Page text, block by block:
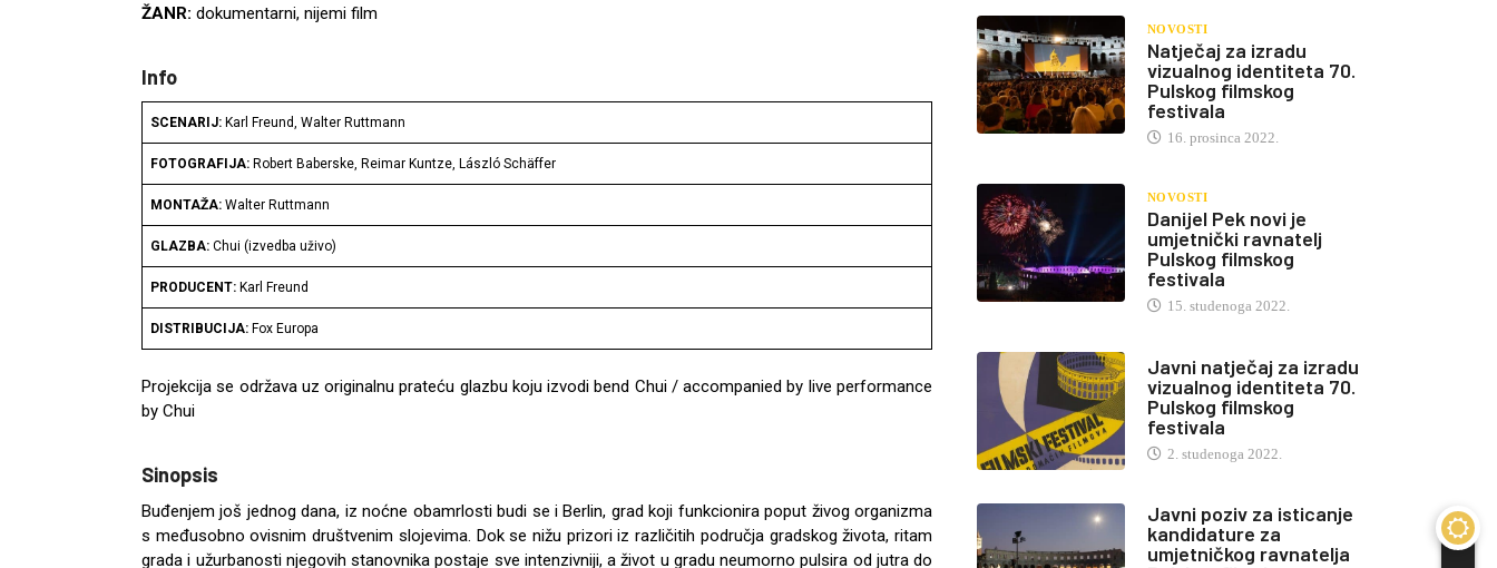
ŽANR: dokumentarni, nijemi film
Info
SCENARIJ: Karl Freund, Walter Ruttmann
FOTOGRAFIJA: Robert Baberske, Reimar Kuntze, László Schäffer
MONTAŽA: Walter Ruttmann
GLAZBA: Chui (izvedba uživo)
PRODUCENT: Karl Freund
DISTRIBUCIJA: Fox Europa
Projekcija se održava uz originalnu prateću glazbu koju izvodi bend Chui / accompanied by live performance
by Chui
Sinopsis
Buđenjem još jednog dana, iz noćne obamrlosti budi se i Berlin, grad koji funkcionira poput živog organizma
s međusobno ovisnim društvenim slojevima. Dok se nižu prizori iz različitih područja gradskog života, ritam
grada i užurbanosti njegovih stanovnika postaje sve intenzivniji, a život u gradu neumorno pulsira od jutra do
NOVOSTI
Natječaj za izradu
vizualnog identiteta 70.
Pulskog filmskog
festivala
16. prosinca 2022.
NOVOSTI
Danijel Pek novi je
umjetnički ravnatelj
Pulskog filmskog
festivala
15. studenoga 2022.
Javni natječaj za izradu
vizualnog identiteta 70.
Pulskog filmskog
festivala
2. studenoga 2022.
Javni poziv za isticanje
kandidature za
umjetničkog ravnatelja